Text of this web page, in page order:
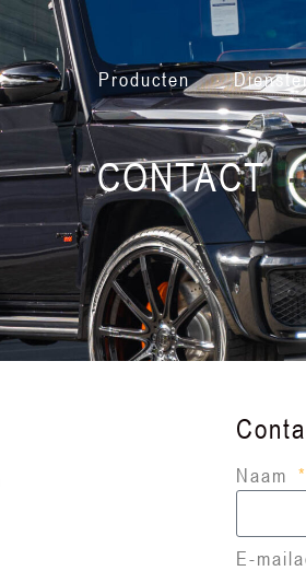
Producten
CONTACT
Naam
E-